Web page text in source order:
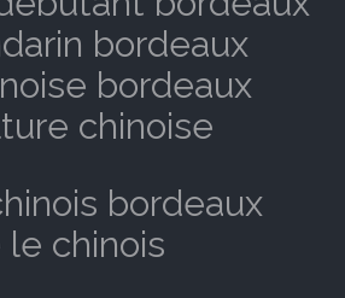
bordeaux
bordeaux
chinoise
bordeaux
chinois